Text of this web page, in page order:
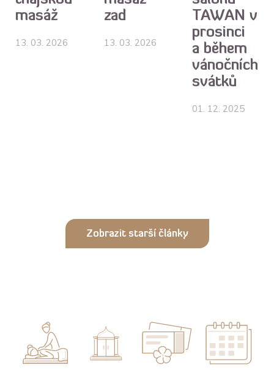
masáž
13. 03. 2026
zad
13. 03. 2026
TAWAN v
prosinci
a během
vánočních
svátků
01. 12. 2025
Zobrazit starší články